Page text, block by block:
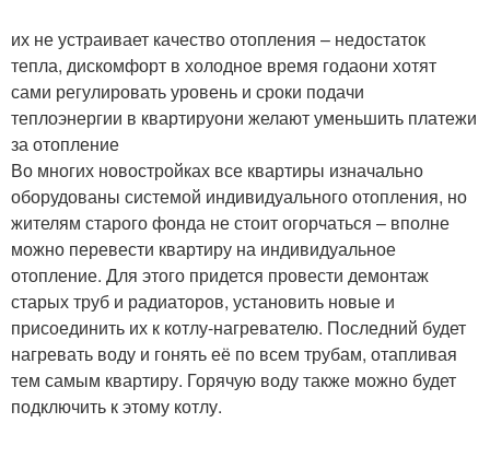
их не устраивает качество отопления – недостаток
тепла, дискомфорт в холодное время годаони хотят
сами регулировать уровень и сроки подачи
теплоэнергии в квартируони желают уменьшить платежи
за отопление
Во многих новостройках все квартиры изначально
оборудованы системой индивидуального отопления, но
жителям старого фонда не стоит огорчаться – вполне
можно перевести квартиру на индивидуальное
отопление. Для этого придется провести демонтаж
старых труб и радиаторов, установить новые и
присоединить их к котлу-нагревателю. Последний будет
нагревать воду и гонять её по всем трубам, отапливая
тем самым квартиру. Горячую воду также можно будет
подключить к этому котлу.